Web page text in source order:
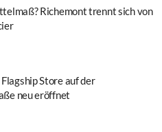
Richemont trennt sich von
Store auf der
neu eröffnet